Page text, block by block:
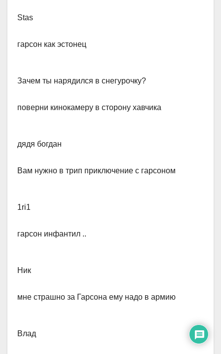
Stas​
гарсон как эстонец
Зачем ты нарядился в снегурочку?
​поверни кинокамеру в сторону хавчика
дядя богдан
​Вам нужно в трип приключение с гарсоном
1ri1
​гарсон инфантил ..
Ник
​мне страшно за Гарсона ему надо в армию
Влад​